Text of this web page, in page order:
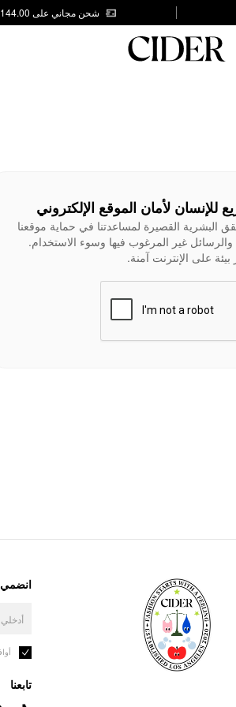
شحن مجاني على AED 144.00
للإنسان لأمان الموقع الإلكتروني
البشرية القصيرة لمساعدتنا في حماية موقعنا
غير المرغوب فيها وسوء الاستخدام.
على الإنترنت آمنة.
انضمي
تابعنا